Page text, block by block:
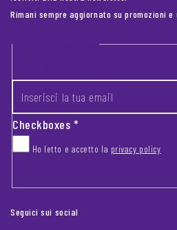
Rimani sempre aggiornato su promozioni
Footer newsletter
Checkboxes*
Ho letto e accetto la privacy policy
Seguici sui social